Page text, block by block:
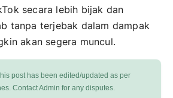
secara lebih bijak dan
tanpa terjebak dalam dampak
akan segera muncul.
post has been edited/updated as per
Contact Admin for any disputes.